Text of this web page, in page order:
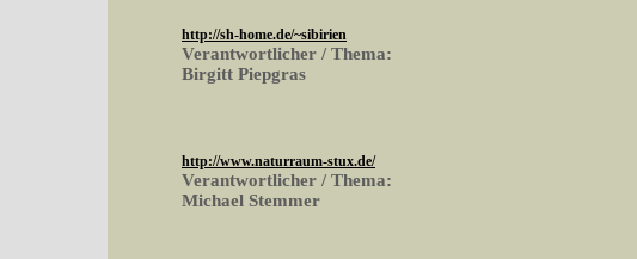
http://sh-home.de/~sibirien
Verantwortlicher / Thema:
Birgitt Piepgras
http://www.naturraum-stux.de/
Verantwortlicher / Thema:
Michael Stemmer